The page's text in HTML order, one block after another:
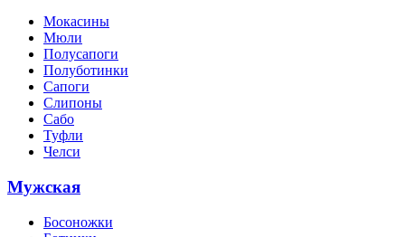
Мокасины
Мюли
Полусапоги
Полуботинки
Сапоги
Слипоны
Сабо
Туфли
Челси
Мужская
Босоножки